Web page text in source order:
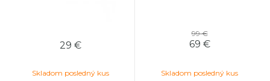
29 €
Skladom posledný kus
99 €
69 €
Skladom posledný kus